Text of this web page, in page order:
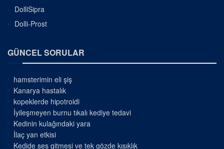
DolliSipra
Dolli-Prost
GÜNCEL SORULAR
hamsterimin eli şiş
Kanarya hastalık
kopeklerde hipotroidi
İyileşmeyen burnu tıkalı kediye tedavi
Kedinin kulağındaki yara
İlaç yan etkisi
Kedide ses gitmesi ve tek gözde kısıklık